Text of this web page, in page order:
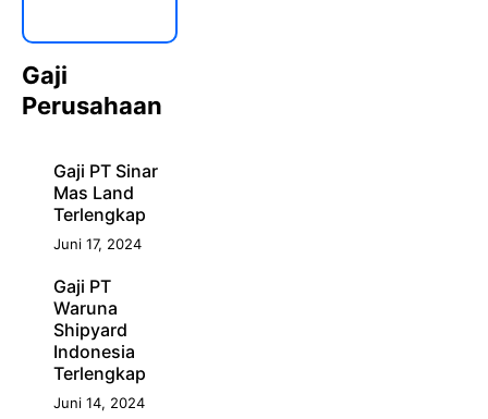
Gaji
Perusahaan
Gaji PT Sinar
Mas Land
Terlengkap
Juni 17, 2024
Gaji PT
Waruna
Shipyard
Indonesia
Terlengkap
Juni 14, 2024